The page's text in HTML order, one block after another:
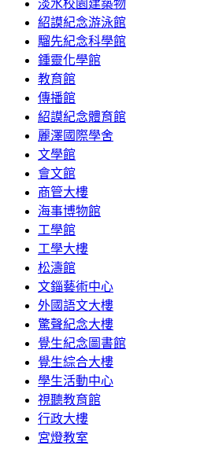
淡水校園建築物
紹謨紀念游泳館
騮先紀念科學館
鍾靈化學館
教育館
傳播館
紹謨紀念體育館
麗澤國際學舍
文學館
會文館
商管大樓
海事博物館
工學館
工學大樓
松濤館
文錙藝術中心
外國語文大樓
驚聲紀念大樓
覺生紀念圖書館
覺生綜合大樓
學生活動中心
視聽教育館
行政大樓
宮燈教室